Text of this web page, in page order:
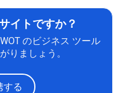
イトですか？
のビジネス ツール
りましょう。
する